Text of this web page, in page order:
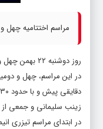
مراسم اختتامیه چهل
روز دوشنبه ۲۲ بهمن چهل و دومین جشنواره بین‌المللی فیلم فجر به ایستگاه پایانی رسید تا این دوره هم با فراز و فرودهای خود به اتمام برسد.
در این مراسم، چهل و
زینب سلیمانی و جمعی
در ابتدای مراسم تیزری